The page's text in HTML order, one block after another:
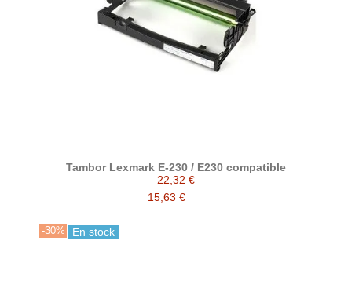
Tambor Lexmark E-230 / E230 compatible
22,32 €
15,63 €
-30% En stock